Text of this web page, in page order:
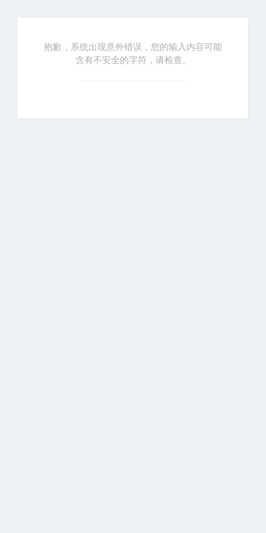
抱歉，系统出现意外错误，您的输入内容可能
含有不安全的字符，请检查。